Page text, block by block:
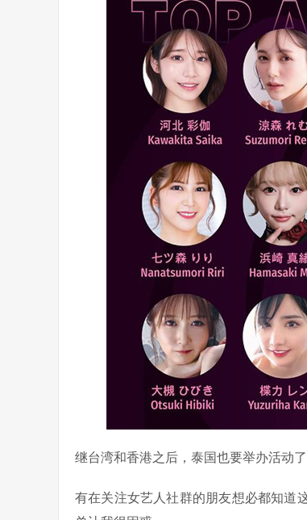
继台湾和香港之后，泰国也要举办活动了
有在关注女艺人社群的朋友想必都知道